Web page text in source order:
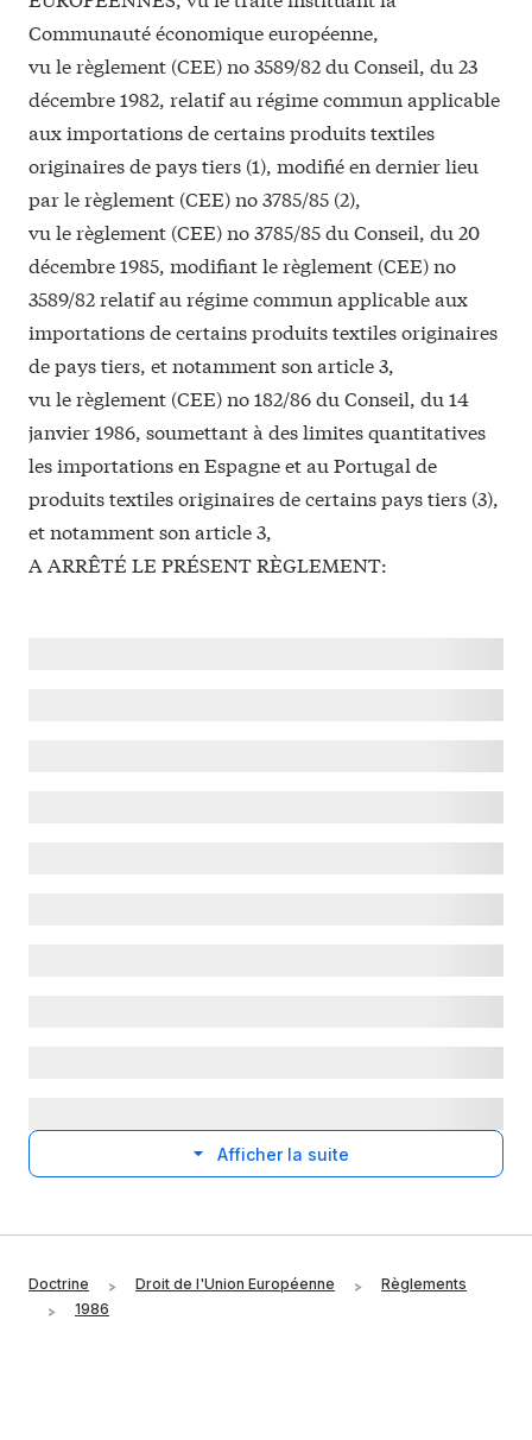
Communauté économique européenne,
vu le règlement (CEE) no 3589/82 du Conseil, du 23
décembre 1982, relatif au régime commun applicable
aux importations de certains produits textiles
originaires de pays tiers (1), modifié en dernier lieu
par le règlement (CEE) no 3785/85 (2),
vu le règlement (CEE) no 3785/85 du Conseil, du 20
décembre 1985, modifiant le règlement (CEE) no
3589/82 relatif au régime commun applicable aux
importations de certains produits textiles originaires
de pays tiers, et notamment son article 3,
vu le règlement (CEE) no 182/86 du Conseil, du 14
janvier 1986, soumettant à des limites quantitatives
les importations en Espagne et au Portugal de
produits textiles originaires de certains pays tiers (3),
et notamment son article 3,
A ARRÊTÉ LE PRÉSENT RÈGLEMENT:
Afficher la suite
Doctrine Droit de l'Union Européenne
Règlements
1986